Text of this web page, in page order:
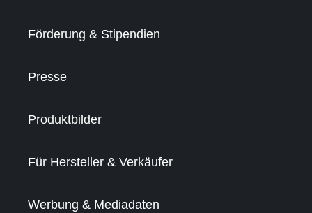
Förderung & Stipendien
Presse
Produktbilder
Für Hersteller & Verkäufer
Werbung & Mediadaten